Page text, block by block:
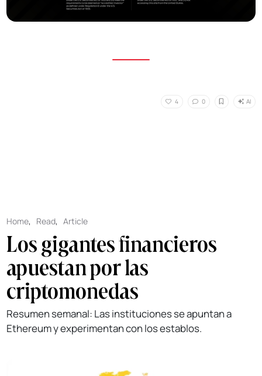
4 0 AI
Home, Read,Article
Los gigantes financieros
apuestan por las
criptomonedas
Resumen semanal: Las instituciones se apuntan a
Ethereum y experimentan con los establos.